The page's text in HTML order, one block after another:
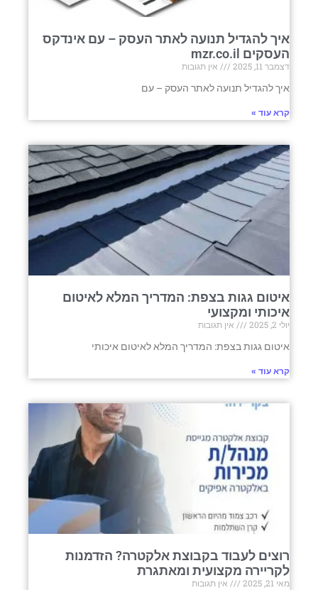
איך להגדיל תנועה לאתר העסק – עם אינדקס
העסקים mzr.co.il
דצמבר 11, 2025
אין תגובות
איך להגדיל תנועה לאתר העסק – עם
קרא עוד »
איטום גגות בצפת: המדריך המלא לאיטום
איכותי ומקצועי
יולי 2, 2025
אין תגובות
איטום גגות בצפת: המדריך המלא לאיטום איכותי
קרא עוד »
רוצים לעבוד בקבוצת אלקטרה? הזדמנות
לקריירה מקצועית ומאתגרת
מאי 21, 2025
אין תגובות